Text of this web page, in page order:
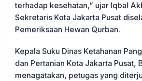
terhadap kesehatan,” ujar Iqbal
Sekretaris Kota Jakarta Pusat
Pemeriksaan Hewan Qurban.
Kepala Suku Dinas Ketahanan
dan Pertanian Kota Jakarta Pusat,
menagatakan, petugas yang